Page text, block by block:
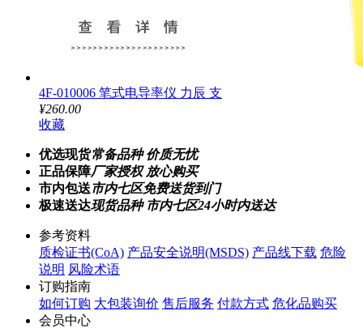
4F-010006 笔式电导率仪 力辰 支
¥260.00
收藏
优选现货常备品种 价质无忧
正品保障厂家授权 放心购买
市内包送市内七区免费送货到门
极速送达现货品种 市内七区24小时内送达
参考资料
质检证书(CoA) 产品安全说明(MSDS) 产品线下载 危险
说明 风险术语
订购指南
如何订购 大包装询价 售后服务 付款方式 危化品购买
会员中心